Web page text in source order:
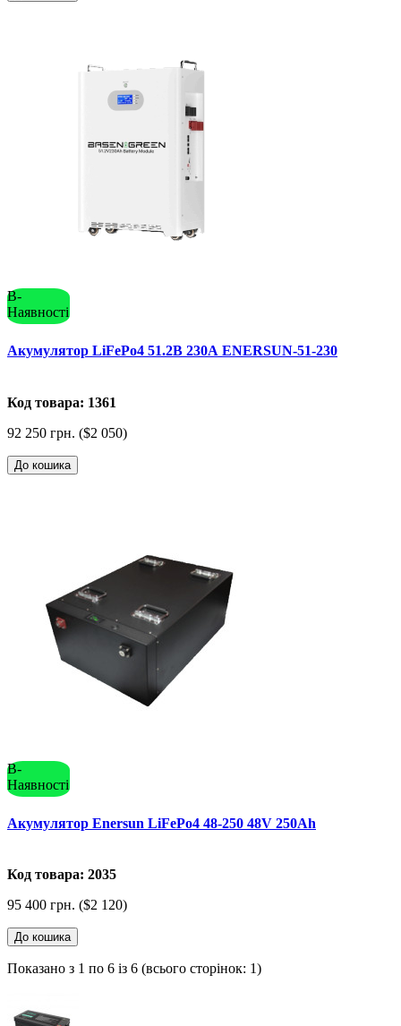
В-
Наявності
Акумулятор LiFePo4 51.2В 230А ENERSUN-51-230
Код товара: 1361
92 250 грн. ($2 050)
До кошика
В-
Наявності
Акумулятор Enersun LiFePo4 48-250 48V 250Ah
Код товара: 2035
95 400 грн. ($2 120)
До кошика
Показано з 1 по 6 із 6 (всього сторінок: 1)